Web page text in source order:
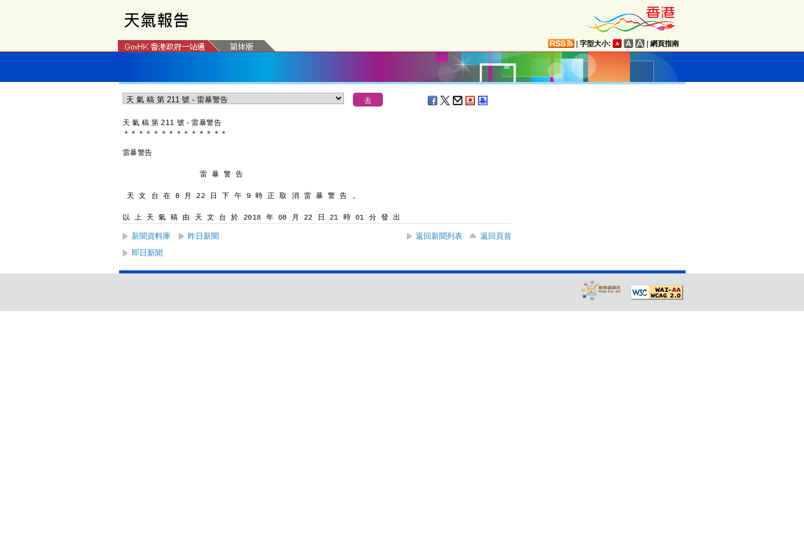
字型大小: 網頁指南
天 氣 稿 第 211 號 - 雷暴警告
＊ ＊ ＊ ＊ ＊ ＊ ＊ ＊ ＊ ＊ ＊ ＊ ＊ ＊
雷暴警告
                 雷 暴 警 告
天 文 台 在 8 月 22 日 下 午 9 時 正 取 消 雷 暴 警 告 。
以 上 天 氣 稿 由 天 文 台 於 2018 年 08 月 22 日 21 時 01 分 發 出
新聞資料庫 昨日新聞 返回新聞列表
返回頁首
即日新聞